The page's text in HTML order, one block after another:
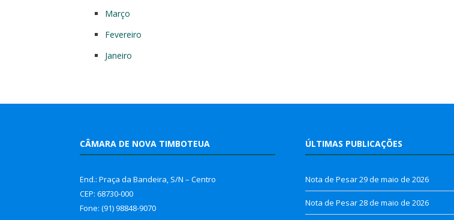
Março
Fevereiro
Janeiro
CÂMARA DE NOVA TIMBOTEUA
End.: Praça da Bandeira, S/N – Centro
CEP: 68730-000
Fone: (91) 98848-9070
ÚLTIMAS PUBLICAÇÕES
Nota de Pesar29 de maio de 2026
Nota de Pesar28 de maio de 2026